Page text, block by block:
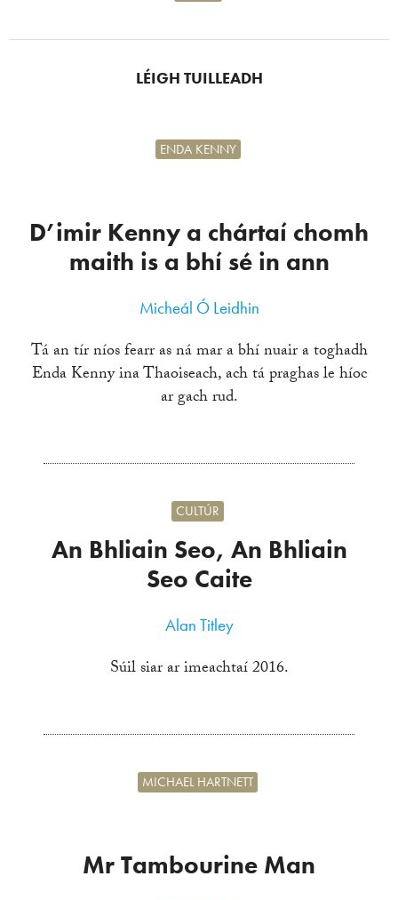
LÉIGH TUILLEADH
D’imir Kenny a chártaí chomh
maith is a bhí sé in ann
ENDA KENNY
Micheál Ó Leidhin
Tá an tír níos fearr as ná mar a bhí nuair a toghadh
Enda Kenny ina Thaoiseach, ach tá praghas le híoc
ar gach rud.
An Bhliain Seo, An Bhliain
Seo Caite
CULTÚR
Alan Titley
Súil siar ar imeachtaí 2016.
Mr Tambourine Man
MICHAEL HARTNETT